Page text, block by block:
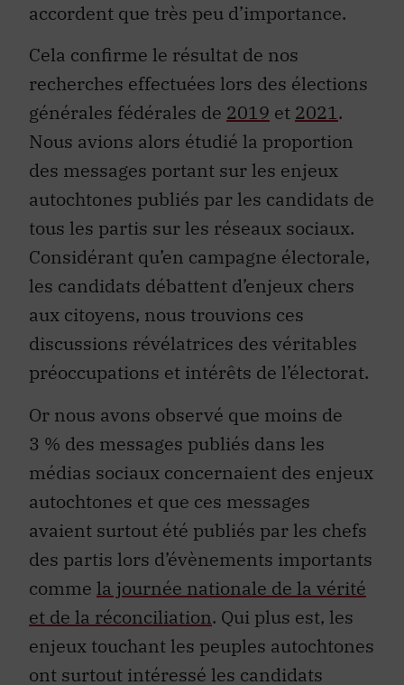
accordent que très peu d’importance.
Cela confirme le résultat de nos
recherches effectuées lors des élections
générales fédérales de 2019 et 2021.
Nous avions alors étudié la proportion
des messages portant sur les enjeux
autochtones publiés par les candidats de
tous les partis sur les réseaux sociaux.
Considérant qu’en campagne électorale,
les candidats débattent d’enjeux chers
aux citoyens, nous trouvions ces
discussions révélatrices des véritables
préoccupations et intérêts de l’électorat.
Or nous avons observé que moins de
3 % des messages publiés dans les
médias sociaux concernaient des enjeux
autochtones et que ces messages
avaient surtout été publiés par les chefs
des partis lors d’évènements importants
comme la journée nationale de la vérité
et de la réconciliation. Qui plus est, les
enjeux touchant les peuples autochtones
ont surtout intéressé les candidats